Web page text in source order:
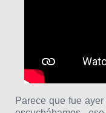
Parece que fue